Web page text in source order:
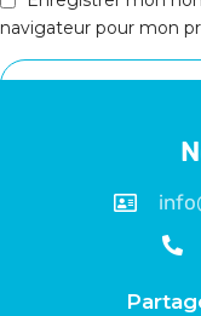
navigateur pour mon